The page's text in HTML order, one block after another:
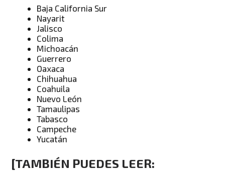
Baja California Sur
Nayarit
Jalisco
Colima
Michoacán
Guerrero
Oaxaca
Chihuahua
Coahuila
Nuevo León
Tamaulipas
Tabasco
Campeche
Yucatán
[TAMBIÉN PUEDES LEER: